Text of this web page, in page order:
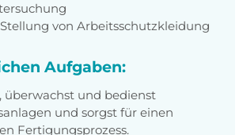
von Arbeitsschutzkleidung
Aufgaben:
überwachst und bedienst
und sorgst für einen
Fertigungsprozess.